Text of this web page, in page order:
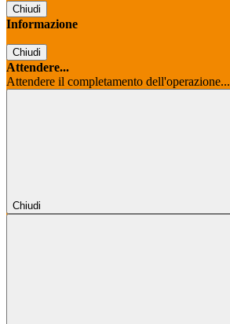
Chiudi
Informazione
Chiudi
Attendere...
Attendere il completamento dell'operazione...
Chiudi